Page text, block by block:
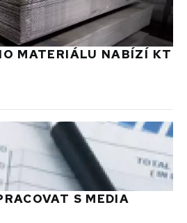
MATERIÁLU NABÍZÍ KT
S MEDIA